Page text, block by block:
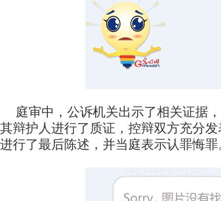
庭审中，公诉机关出示了相关证据
其辩护人进行了质证，控辩双方充分
进行了最后陈述，并当庭表示认罪悔罪